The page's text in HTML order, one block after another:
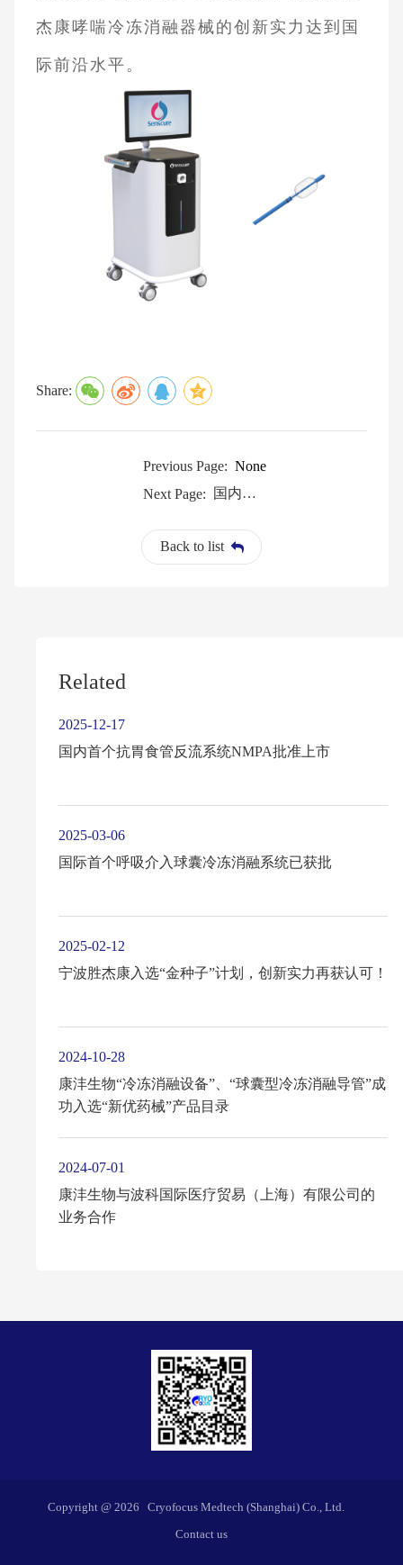
杰康哮喘冷冻消融器械的创新实力达到国
际前沿水平。
Share:
Previous Page: None
Back to list
Next Page: 国内首个抗胃食管反流系统NMPA批准上市
Related
2025-12-17
国内首个抗胃食管反流系统NMPA批准上市
2025-03-06
国际首个呼吸介入球囊冷冻消融系统已获批
2025-02-12
宁波胜杰康入选“金种子”计划，创新实力再获认可！
2024-10-28
康沣生物“冷冻消融设备”、“球囊型冷冻消融导管”成
功入选“新优药械”产品目录
2024-07-01
康沣生物与波科国际医疗贸易（上海）有限公司的
业务合作
Copyright @ 2026 Cryofocus Medtech (Shanghai) Co., Ltd.
Contact us